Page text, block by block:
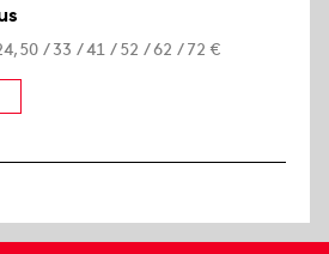
/ 33 / 41 / 52 / 62 / 72 €